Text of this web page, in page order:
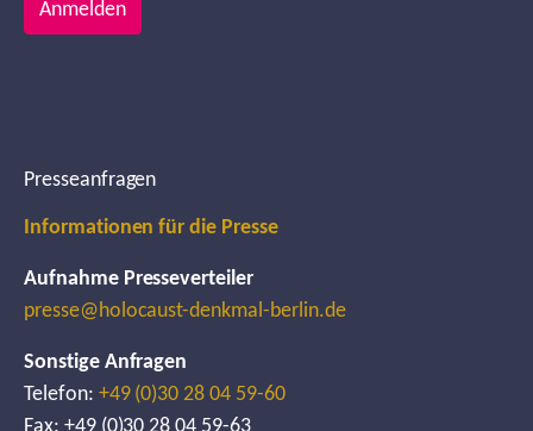
Anmelden
Presseanfragen
Informationen für die Presse
Aufnahme Presseverteiler
presse@holocaust-denkmal-berlin.de
Sonstige Anfragen
Telefon: +49 (0)30 28 04 59-60